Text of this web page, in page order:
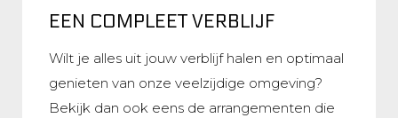
EEN COMPLEET VERBLIJF
Wilt je alles uit jouw verblijf halen en optimaal
genieten van onze veelzijdige omgeving?
Bekijk dan ook eens de arrangementen die